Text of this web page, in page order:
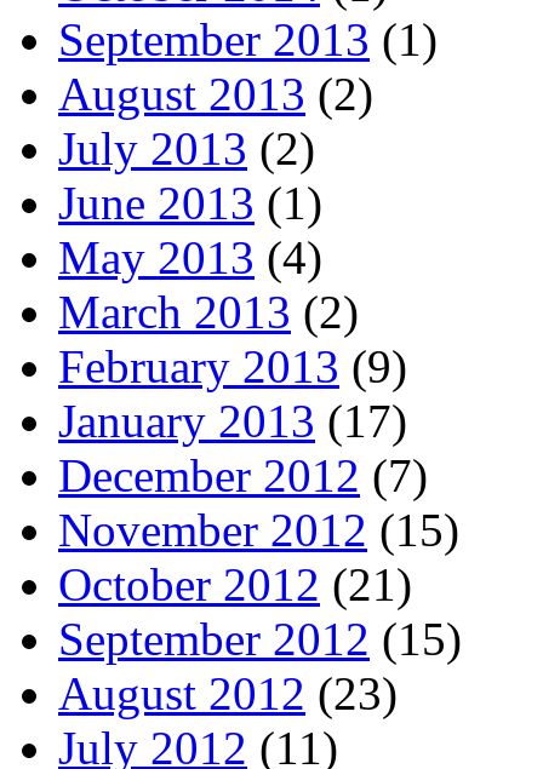
September 2013 (1)
August 2013 (2)
July 2013 (2)
June 2013 (1)
May 2013 (4)
March 2013 (2)
February 2013 (9)
January 2013 (17)
December 2012 (7)
November 2012 (15)
October 2012 (21)
September 2012 (15)
August 2012 (23)
July 2012 (11)